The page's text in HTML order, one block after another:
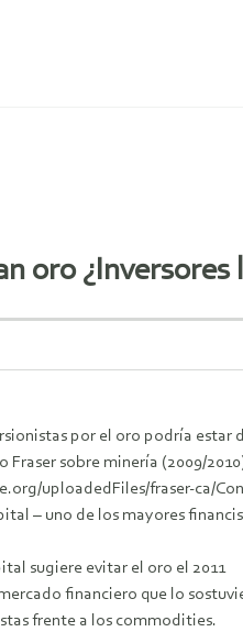
oro ¿Inversores
por el oro podría estar
Fraser sobre minería (2009/
uploadedFiles/fraser-ca/
– uno de los mayores
sugiere evitar el oro el
financiero que lo
frente a los commodities.